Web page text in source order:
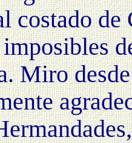
costado
Miro